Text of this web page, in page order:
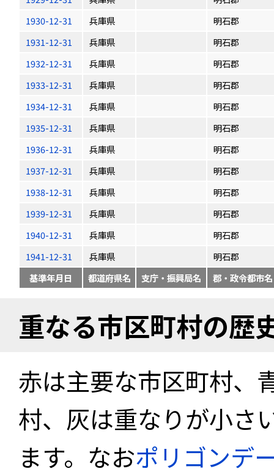
1930-12-31
兵庫県
明石郡
1931-12-31
兵庫県
明石郡
1932-12-31
兵庫県
明石郡
1933-12-31
兵庫県
明石郡
1934-12-31
兵庫県
明石郡
1935-12-31
兵庫県
明石郡
1936-12-31
兵庫県
明石郡
1937-12-31
兵庫県
明石郡
1938-12-31
兵庫県
明石郡
1939-12-31
兵庫県
明石郡
1940-12-31
兵庫県
明石郡
1941-12-31
兵庫県
明石郡
基準年月日
都道府県名 支庁・振興局名 郡・政令都市名
重なる市区町村の歴
赤は主要な市区町村、
村、灰は重なりが小さ
ます。なおポリゴンデ